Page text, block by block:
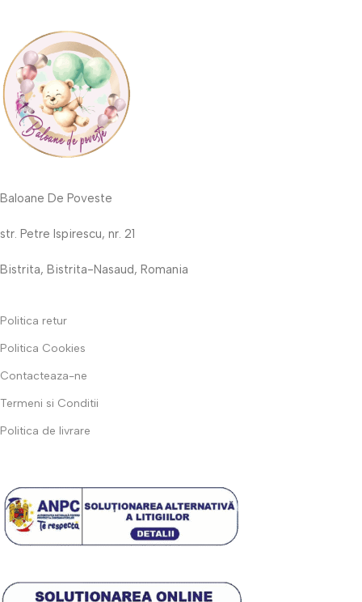
Baloane De Poveste
str. Petre Ispirescu, nr. 21
Bistrita, Bistrita-Nasaud, Romania
Politica retur
Politica Cookies
Contacteaza-ne
Termeni si Conditii
Politica de livrare